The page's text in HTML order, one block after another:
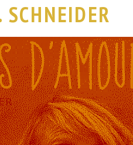
SCHNEIDER